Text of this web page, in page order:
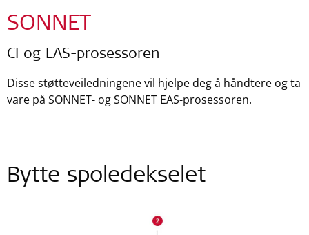
SONNET
CI og EAS-prosessoren
Disse støtteveiledningene vil hjelpe deg å håndtere og ta
vare på SONNET- og SONNET EAS-prosessoren.
Bytte spoledekselet